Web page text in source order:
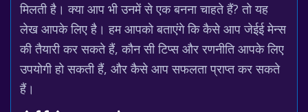
मिलती है। क्या आप भी उनमें से एक बनना चाहते हैं? तो यह
लेख आपके लिए है। हम आपको बताएंगे कि कैसे आप जेईई मेन्स
की तैयारी कर सकते हैं, कौन सी टिप्स और रणनीति आपके लिए
उपयोगी हो सकती हैं, और कैसे आप सफलता प्राप्त कर सकते
हैं।